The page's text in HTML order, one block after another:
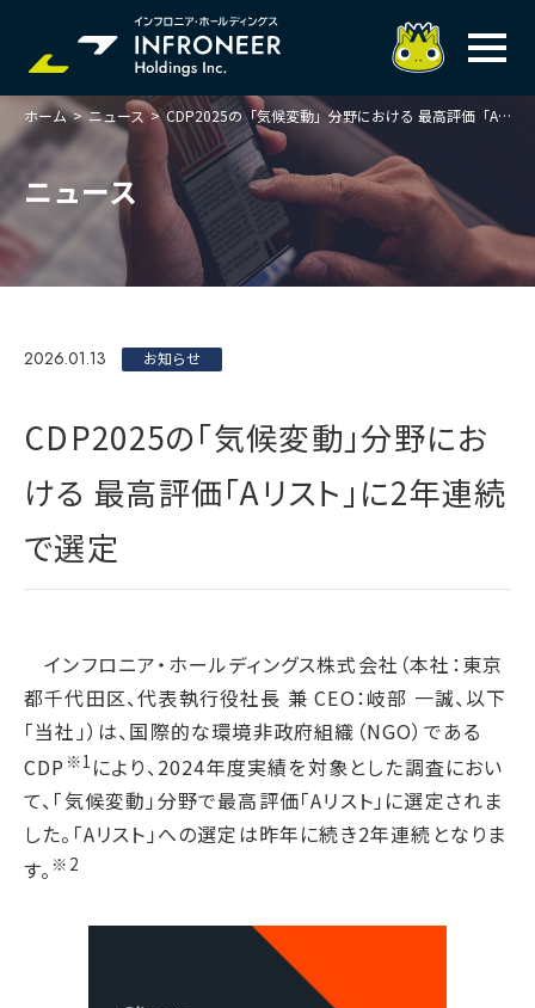
企業情報
トップメッセージ
岐べログ
事業紹介
Infroneer AtoZ
ITSUTSU-BOSHI（グループ報）
B.LEAGUE応援サイト
キャレたんと探究学習
IR情報
株主・投資家の皆様へ
業績ハイライト
決算説明会資料
IRニュースライブラリー
個人投資家の皆様へ
株主還元・配当性向
統合報告書
IR資料室
株主・株式情報
お問い合わせ
電子公告
サステナビリティ
トップメッセージ
価値創造プロセス
事業セグメント紹介
ビジネスモデルと競争優位性
イニシアチブへの賛同・
加盟/評価・認定
環境マネジメント
気候変動
汚染防止
自然再興
コンプライアンスホットライン
各種ポリシー
腐敗防止ポリシー
情報セキュリティ方針
プライバシーポリシー
SNSポリシー
ディスクロージャーポリシー
JP
用語集
ホーム > ニュース > CDP2025の「気候変動」分野における 最高評価「Aリスト」に2年連続で選定
ニュース
2026.01.13 お知らせ
CDP2025の「気候変動」分野にお
ける 最高評価「Aリスト」に2年連続
で選定
インフロニア・ホールディングス株式会社（本社：東京
都千代田区、代表執行役社長 兼 CEO：岐部 一誠、以下
「当社」）は、国際的な環境非政府組織（NGO）である
CDP ※1 により、2024年度実績を対象とした調査におい
て、「気候変動」分野で最高評価「Aリスト」に選定されま
した。「Aリスト」への選定は昨年に続き2年連続となりま
す。 ※2